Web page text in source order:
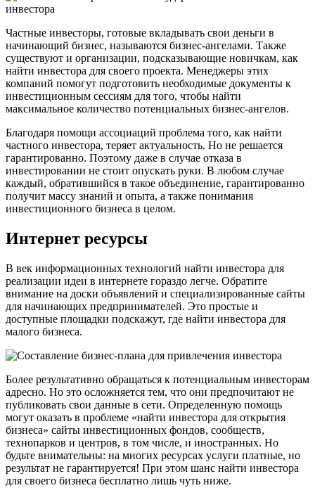
Частные инвесторы, готовые вкладывать свои деньги в
начинающий бизнес, называются бизнес-ангелами. Также
существуют и организации, подсказывающие новичкам, как
найти инвестора для своего проекта. Менеджеры этих
компаний помогут подготовить необходимые документы к
инвестиционным сессиям для того, чтобы найти
максимальное количество потенциальных бизнес-ангелов.
Благодаря помощи ассоциаций проблема того, как найти
частного инвестора, теряет актуальность. Но не решается
гарантированно. Поэтому даже в случае отказа в
инвестировании не стоит опускать руки. В любом случае
каждый, обратившийся в такое объединение, гарантированно
получит массу знаний и опыта, а также понимания
инвестиционного бизнеса в целом.
Интернет ресурсы
В век информационных технологий найти инвестора для
реализации идеи в интернете гораздо легче. Обратите
внимание на доски объявлений и специализированные сайты
для начинающих предпринимателей. Это простые и
доступные площадки подскажут, где найти инвестора для
малого бизнеса.
Более результативно обращаться к потенциальным инвесторам
адресно. Но это осложняется тем, что они предпочитают не
публиковать свои данные в сети. Определенную помощь
могут оказать в проблеме «найти инвестора для открытия
бизнеса» сайты инвестиционных фондов, сообществ,
технопарков и центров, в том числе, и иностранных. Но
будьте внимательны: на многих ресурсах услуги платные, но
результат не гарантируется! При этом шанс найти инвестора
для своего бизнеса бесплатно лишь чуть ниже.